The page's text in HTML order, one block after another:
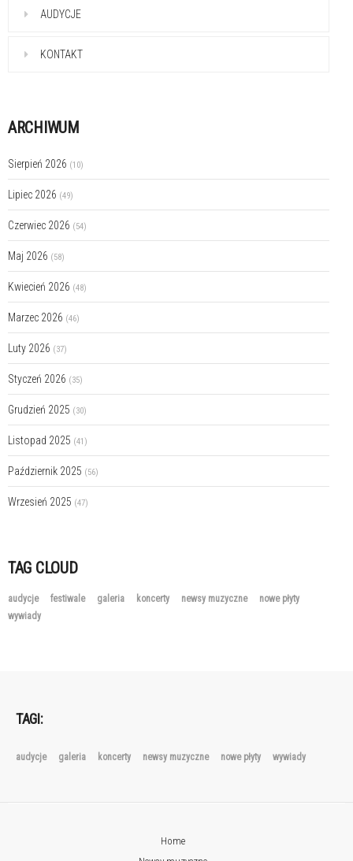
AUDYCJE
KONTAKT
ARCHIWUM
Sierpień 2026 (10)
Lipiec 2026 (49)
Czerwiec 2026 (54)
Maj 2026 (58)
Kwiecień 2026 (48)
Marzec 2026 (46)
Luty 2026 (37)
Styczeń 2026 (35)
Grudzień 2025 (30)
Listopad 2025 (41)
Październik 2025 (56)
Wrzesień 2025 (47)
TAG CLOUD
audycje festiwale galeria koncerty newsy muzyczne
nowe płyty
wywiady
TAGI:
audycje galeria koncerty newsy muzyczne nowe płyty wywiady
Home